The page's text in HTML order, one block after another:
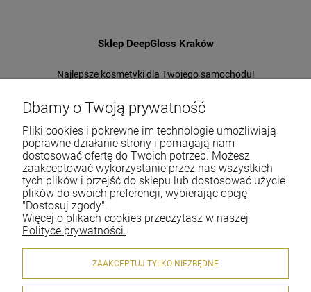
Sklep DeepGloss Kraków
Najlepsze kosmetyki dla Twojego samochodu!
w Polsce!
Tel.:
+48-697-22-66-94
E-mail: office@deepgloss.pl
O firmie
Dostawa i płatności
Moje konto
Dbamy o Twoją prywatność
Pliki cookies i pokrewne im technologie umożliwiają
poprawne działanie strony i pomagają nam
dostosować ofertę do Twoich potrzeb. Możesz
zaakceptować wykorzystanie przez nas wszystkich
tych plików i przejść do sklepu lub dostosować użycie
plików do swoich preferencji, wybierając opcję
"Dostosuj zgody".
Więcej o plikach cookies przeczytasz w naszej
Polityce prywatności.
ZAAKCEPTUJ TYLKO NIEZBĘDNE